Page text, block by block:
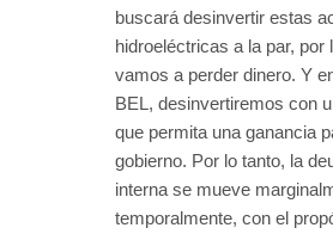
buscará desinvertir estas
hidroeléctricas a la par, por
vamos a perder dinero. Y
BEL, desinvertiremos con
que permita una ganancia
gobierno. Por lo tanto, la
interna se mueve
temporalmente, con el